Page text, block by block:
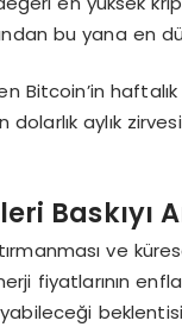
bu yana en
haftalık
aylık
Baskıyı
ve
fiyatlarının
beklentisi,